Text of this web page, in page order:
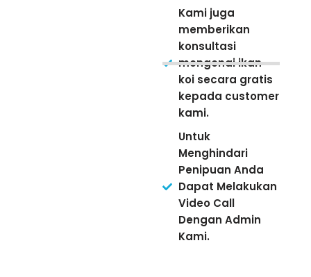
Kami juga
memberikan
konsultasi
mengenai ikan
koi secara gratis
kepada customer
kami.
Untuk
Menghindari
Penipuan Anda
Dapat Melakukan
Video Call
Dengan Admin
Kami.